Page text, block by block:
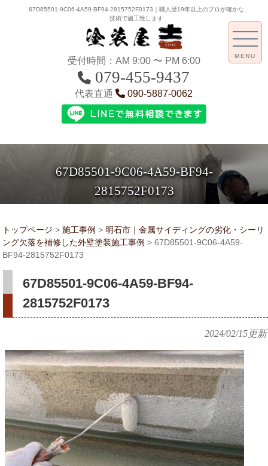
67D85501-9C06-4A59-BF94-2815752F0173｜職人歴19年以上のプロが確かな
技術で施工致します
受付時間：AM 9:00 〜 PM 6:00
079-455-9437
代表直通 090-5887-0062
67D85501-9C06-4A59-BF94-
2815752F0173
MENU
トップページ > 施工事例 > 明石市｜金属サイディングの劣化・シーリ
ング欠落を補修した外壁塗装施工事例 > 67D85501-9C06-4A59-
BF94-2815752F0173
67D85501-9C06-4A59-BF94-
2815752F0173
2024/02/15更新